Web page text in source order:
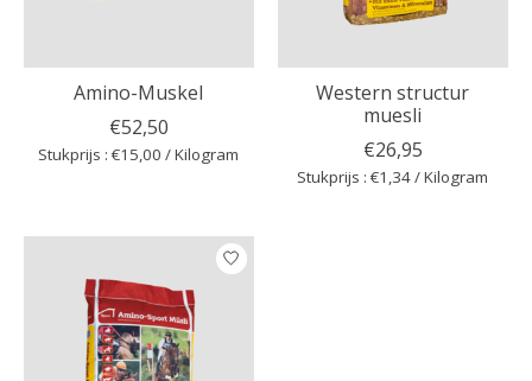
Amino-Muskel
€52,50
Stukprijs : €15,00 / Kilogram
Western structur
muesli
€26,95
Stukprijs : €1,34 / Kilogram